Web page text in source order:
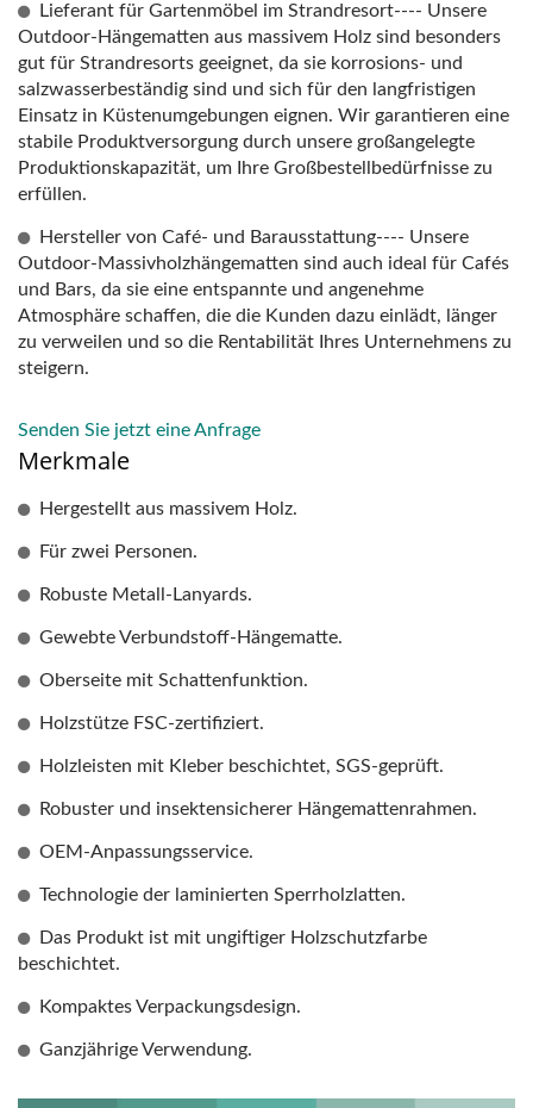
Lieferant für Gartenmöbel im Strandresort---- Unsere
Outdoor-Hängematten aus massivem Holz sind besonders
gut für Strandresorts geeignet, da sie korrosions- und
salzwasserbeständig sind und sich für den langfristigen
Einsatz in Küstenumgebungen eignen. Wir garantieren eine
stabile Produktversorgung durch unsere großangelegte
Produktionskapazität, um Ihre Großbestellbedürfnisse zu
erfüllen.
Hersteller von Café- und Barausstattung---- Unsere
Outdoor-Massivholzhängematten sind auch ideal für Cafés
und Bars, da sie eine entspannte und angenehme
Atmosphäre schaffen, die die Kunden dazu einlädt, länger
zu verweilen und so die Rentabilität Ihres Unternehmens zu
steigern.
Senden Sie jetzt eine Anfrage
Merkmale
Hergestellt aus massivem Holz.
Für zwei Personen.
Robuste Metall-Lanyards.
Gewebte Verbundstoff-Hängematte.
Oberseite mit Schattenfunktion.
Holzstütze FSC-zertifiziert.
Holzleisten mit Kleber beschichtet, SGS-geprüft.
Robuster und insektensicherer Hängemattenrahmen.
OEM-Anpassungsservice.
Technologie der laminierten Sperrholzlatten.
Das Produkt ist mit ungiftiger Holzschutzfarbe
beschichtet.
Kompaktes Verpackungsdesign.
Ganzjährige Verwendung.